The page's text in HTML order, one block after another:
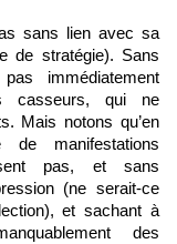
sans lien avec sa
de stratégie). Sans
immédiatement
casseurs, qui ne
Mais notons qu’en
manifestations
pas, et sans
(ne serait-ce
et sachant à
des